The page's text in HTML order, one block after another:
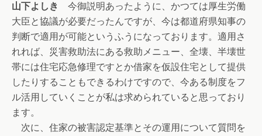
山下よしき
今御説明あったように、かつては厚生労働
大臣と協議が必要だったんですが、今は都道府県知事の
判断で適用が可能というふうになっております。適用さ
れれば、災害救助法にある救助メニュー、全壊、半壊世
帯には住宅応急修理ですとか借家を仮設住宅として提供
したりすることもできるわけですので、今ある制度をフ
ル活用していくことが私は求められていると思っており
ます。
次に、住家の被害認定基準とその運用について質問を